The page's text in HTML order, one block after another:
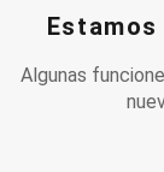
Algunas